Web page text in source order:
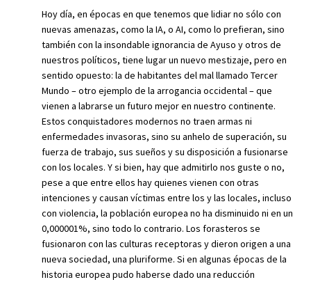
Hoy día, en épocas en que tenemos que lidiar no sólo con
nuevas amenazas, como la IA, o AI, como lo prefieran, sino
también con la insondable ignorancia de Ayuso y otros de
nuestros políticos, tiene lugar un nuevo mestizaje, pero en
sentido opuesto: la de habitantes del mal llamado Tercer
Mundo – otro ejemplo de la arrogancia occidental – que
vienen a labrarse un futuro mejor en nuestro continente.
Estos conquistadores modernos no traen armas ni
enfermedades invasoras, sino su anhelo de superación, su
fuerza de trabajo, sus sueños y su disposición a fusionarse
con los locales. Y si bien, hay que admitirlo nos guste o no,
pese a que entre ellos hay quienes vienen con otras
intenciones y causan víctimas entre los y las locales, incluso
con violencia, la población europea no ha disminuido ni en un
0,000001%, sino todo lo contrario. Los forasteros se
fusionaron con las culturas receptoras y dieron origen a una
nueva sociedad, una pluriforme. Si en algunas épocas de la
historia europea pudo haberse dado una reducción